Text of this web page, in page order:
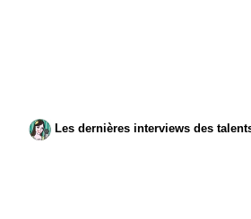
Les dernières interviews des